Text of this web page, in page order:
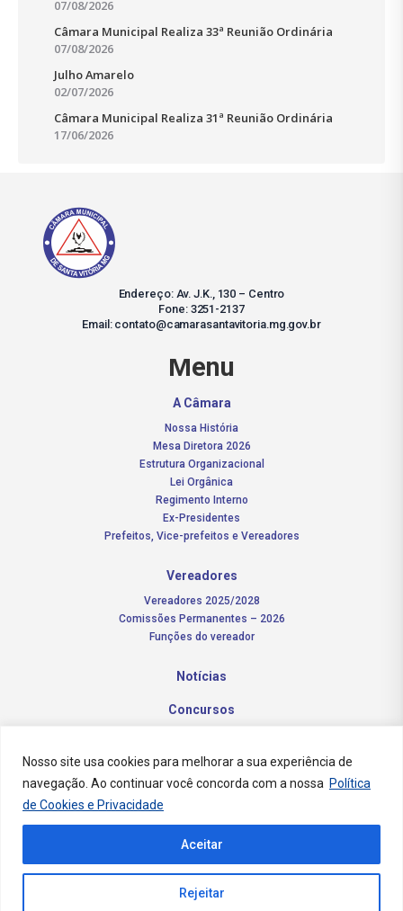
Nosso site usa cookies para melhorar a sua experiência de
navegação. Ao continuar você concorda com a nossa Política
de Cookies e Privacidade
Rejeitar
Aceitar
07/08/2026
Câmara Municipal Realiza 33ª Reunião Ordinária
07/08/2026
Julho Amarelo
02/07/2026
Câmara Municipal Realiza 31ª Reunião Ordinária
17/06/2026
Endereço: Av. J.K., 130 – Centro
Fone: 3251-2137
Email: contato@camarasantavitoria.mg.gov.br
Menu
A Câmara
Nossa História
Mesa Diretora 2026
Estrutura Organizacional
Lei Orgânica
Regimento Interno
Ex-Presidentes
Prefeitos, Vice-prefeitos e Vereadores
Vereadores
Vereadores 2025/2028
Comissões Permanentes – 2026
Funções do vereador
Notícias
Concursos
Contato